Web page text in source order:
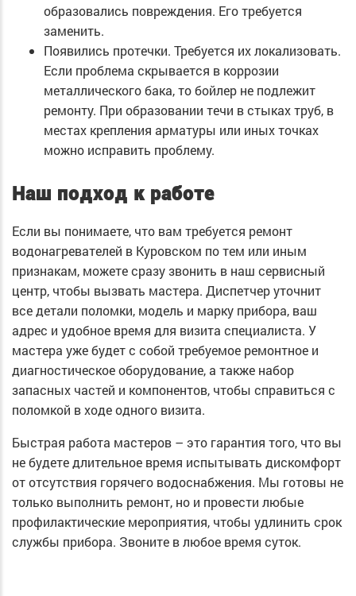
образовались повреждения. Его требуется
заменить.
Появились протечки. Требуется их локализовать.
Если проблема скрывается в коррозии
металлического бака, то бойлер не подлежит
ремонту. При образовании течи в стыках труб, в
местах крепления арматуры или иных точках
можно исправить проблему.
Наш подход к работе
Если вы понимаете, что вам требуется ремонт
водонагревателей в Куровском по тем или иным
признакам, можете сразу звонить в наш сервисный
центр, чтобы вызвать мастера. Диспетчер уточнит
все детали поломки, модель и марку прибора, ваш
адрес и удобное время для визита специалиста. У
мастера уже будет с собой требуемое ремонтное и
диагностическое оборудование, а также набор
запасных частей и компонентов, чтобы справиться с
поломкой в ходе одного визита.
Быстрая работа мастеров – это гарантия того, что вы
не будете длительное время испытывать дискомфорт
от отсутствия горячего водоснабжения. Мы готовы не
только выполнить ремонт, но и провести любые
профилактические мероприятия, чтобы удлинить срок
службы прибора. Звоните в любое время суток.